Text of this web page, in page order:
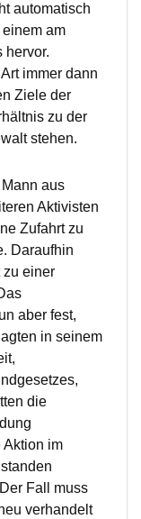
automatisch
am
hervor.
immer dann
Ziele der
zu der
stehen.
aus
Aktivisten
Zufahrt zu
Daraufhin
zu einer
aber fest,
in seinem
die
Aktion im
Fall muss
verhandelt